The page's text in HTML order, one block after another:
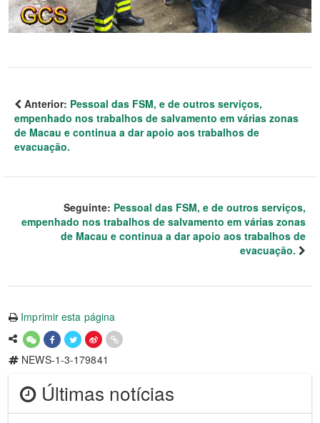
Anterior: Pessoal das FSM, e de outros serviços,
empenhado nos trabalhos de salvamento em várias zonas
de Macau e continua a dar apoio aos trabalhos de
evacuação.
Seguinte: Pessoal das FSM, e de outros serviços,
empenhado nos trabalhos de salvamento em várias zonas
de Macau e continua a dar apoio aos trabalhos de
evacuação.
Imprimir esta página
NEWS-1-3-179841
Últimas notícias